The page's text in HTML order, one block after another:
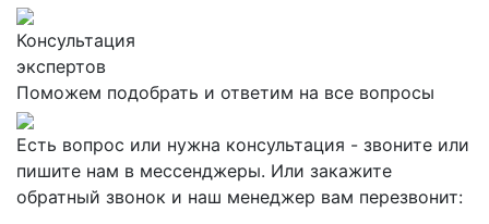
Консультация
экспертов
Поможем подобрать и ответим на все вопросы
Есть вопрос или нужна консультация - звоните или
пишите нам в мессенджеры. Или закажите
обратный звонок и наш менеджер вам перезвонит: